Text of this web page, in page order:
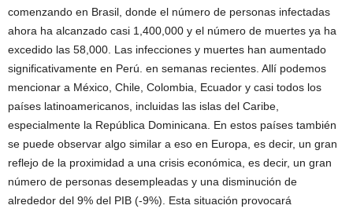
comenzando en Brasil, donde el número de personas infectadas
ahora ha alcanzado casi 1,400,000 y el número de muertes ya ha
excedido las 58,000. Las infecciones y muertes han aumentado
significativamente en Perú. en semanas recientes. Allí podemos
mencionar a México, Chile, Colombia, Ecuador y casi todos los
países latinoamericanos, incluidas las islas del Caribe,
especialmente la República Dominicana. En estos países también
se puede observar algo similar a eso en Europa, es decir, un gran
reflejo de la proximidad a una crisis económica, es decir, un gran
número de personas desempleadas y una disminución de
alrededor del 9% del PIB (-9%). Esta situación provocará